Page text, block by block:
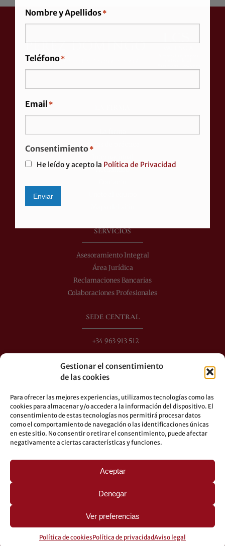
Gestionar el consentimiento
de las cookies
Para ofrecer las mejores experiencias, utilizamos tecnologías como las
cookies para almacenar y/o acceder a la información del dispositivo. El
consentimiento de estas tecnologías nos permitirá procesar datos
como el comportamiento de navegación o las identificaciones únicas
en este sitio. No consentir o retirar el consentimiento, puede afectar
negativamente a ciertas características y funciones.
Aceptar
Denegar
Ver preferencias
Política de cookiesPolítica de privacidadAviso legal
La firma
Áreas de práctica
Actualidad
SERVICIOS
Asesoramiento Integral
Área Jurídica
Reclamaciones Bancarias
Colaboraciones Profesionales
SEDE CENTRAL
+34 963 913 512
C/ Colón 40-1
Autobuses: 8-10-25-26-27-28-40-60-62-70-71-81-92-93
Metro: 3-5-7-9
LEGAL
Aviso legal
Política de privacidad
Política de cookies
© 2026 Pérez Domingo.
Nombre y Apellidos*
Teléfono*
Email *
Consentimiento*
He leído y acepto la Política de Privacidad
Enviar